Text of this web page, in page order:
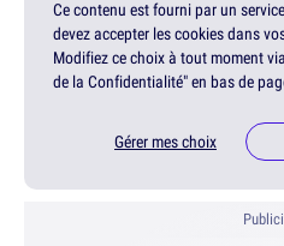
Ce contenu est fourni par un
devez accepter les cookies dans
Modifiez ce choix à tout moment
de la Confidentialité" en bas de
Gérer mes choix